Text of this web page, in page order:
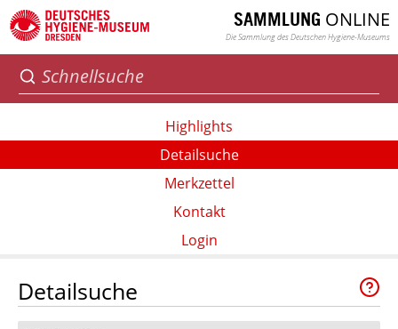
SAMMLUNG ONLINE
Die Sammlung des Deutschen Hygiene-Museums
Highlights
Detailsuche
Merkzettel
Kontakt
Login
Detailsuche